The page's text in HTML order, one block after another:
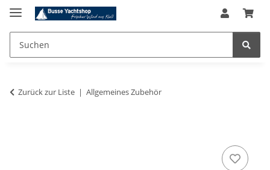
Zurück zur Liste Allgemeines Zubehör